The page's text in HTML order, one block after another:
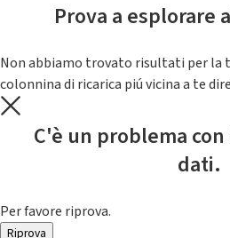
Prova a esplorare
Non abbiamo trovato risultati per la
colonnina di ricarica piú vicina a te
C'è un problema
dati.
Per favore riprova.
Riprova